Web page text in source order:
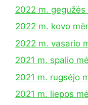
2022 m. gegužės
2022 m. kovo
2022 m. vasario
2021 m. spalio
2021 m. rugsėjo
2021 m. liepos